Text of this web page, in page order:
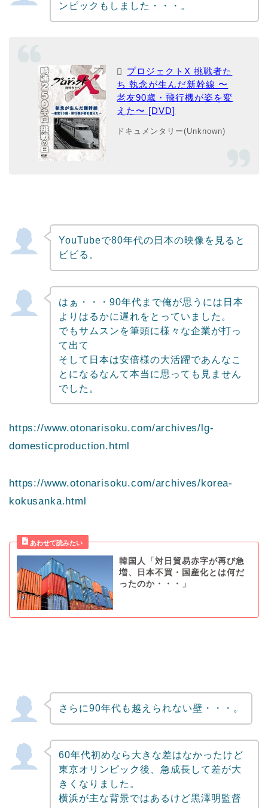
ンピックもしました・・・。
プロジェクトX 挑戦者た
ち 執念が生んだ新幹線 〜
老友90歳・飛行機が姿を変
えた〜 [DVD]
ドキュメンタリー(Unknown)
YouTubeで80年代の日本の映像を見ると
ビビる。
はぁ・・・90年代まで俺が思うには日本
よりはるかに遅れをとっていました。
でもサムスンを筆頭に様々な企業が打っ
て出て
そして日本は安倍様の大活躍であんなこ
とになるなんて本当に思っても見ません
でした。
https://www.otonarisoku.com/archives/lg-
domesticproduction.html
https://www.otonarisoku.com/archives/korea-
kokusanka.html
韓国人「対日貿易赤字が再び急
増、日本不買・国産化とは何だ
ったのか・・・」
さらに90年代も越えられない壁・・・。
60年代初めなら大きな差はなかったけど
東京オリンピック後、急成長して差が大
きくなりました。
横浜が主な背景ではあるけど黒澤明監督